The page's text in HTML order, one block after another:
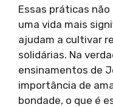
Essas práticas
uma vida mais
ajudam a cultivar
solidárias. Na
ensinamentos de
importância de
bondade, o que é